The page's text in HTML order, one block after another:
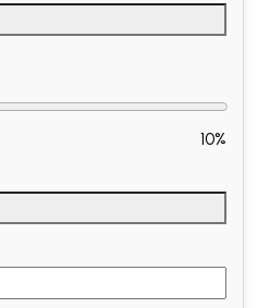
10%